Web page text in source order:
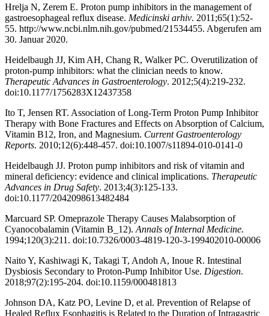
Hrelja N, Zerem E. Proton pump inhibitors in the management of
gastroesophageal reflux disease. Medicinski arhiv. 2011;65(1):52-
55. http://www.ncbi.nlm.nih.gov/pubmed/21534455. Abgerufen am
30. Januar 2020.
Heidelbaugh JJ, Kim AH, Chang R, Walker PC. Overutilization of
proton-pump inhibitors: what the clinician needs to know.
Therapeutic Advances in Gastroenterology. 2012;5(4):219-232.
doi:10.1177/1756283X12437358
Ito T, Jensen RT. Association of Long-Term Proton Pump Inhibitor
Therapy with Bone Fractures and Effects on Absorption of Calcium,
Vitamin B12, Iron, and Magnesium. Current Gastroenterology
Reports. 2010;12(6):448-457. doi:10.1007/s11894-010-0141-0
Heidelbaugh JJ. Proton pump inhibitors and risk of vitamin and
mineral deficiency: evidence and clinical implications. Therapeutic
Advances in Drug Safety. 2013;4(3):125-133.
doi:10.1177/2042098613482484
Marcuard SP. Omeprazole Therapy Causes Malabsorption of
Cyanocobalamin (Vitamin B_12). Annals of Internal Medicine.
1994;120(3):211. doi:10.7326/0003-4819-120-3-199402010-00006
Naito Y, Kashiwagi K, Takagi T, Andoh A, Inoue R. Intestinal
Dysbiosis Secondary to Proton-Pump Inhibitor Use. Digestion.
2018;97(2):195-204. doi:10.1159/000481813
Johnson DA, Katz PO, Levine D, et al. Prevention of Relapse of
Healed Reflux Esophagitis is Related to the Duration of Intragastric